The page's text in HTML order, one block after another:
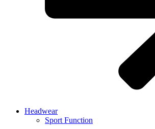
Headwear
Sport Function